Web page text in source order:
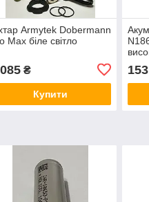
Armytek Dobermann
Max біле світло
₴
Купити
153